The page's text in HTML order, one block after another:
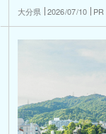
大分県 2026/07/10 PR